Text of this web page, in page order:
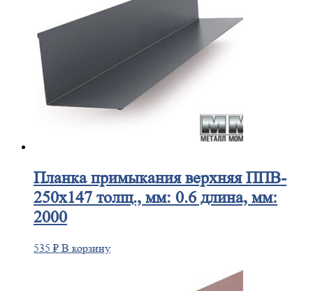
Планкапримыкания верхняя ППВ-
250х147 толщ., мм: 0.6 длина, мм:
2000
535 ₽ В корзину